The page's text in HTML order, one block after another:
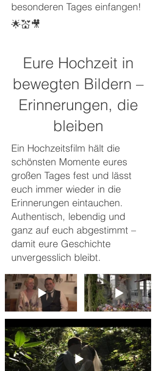
besonderen Tages einfangen!
🌟💒🎥
Eure Hochzeit in
bewegten Bildern –
Erinnerungen, die
bleiben
Ein Hochzeitsfilm hält die
schönsten Momente eures
großen Tages fest und lässt
euch immer wieder in die
Erinnerungen eintauchen.
Authentisch, lebendig und
ganz auf euch abgestimmt –
damit eure Geschichte
unvergesslich bleibt.